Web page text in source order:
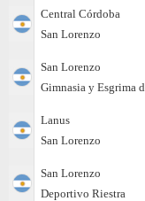
Central Córdoba
San Lorenzo
San Lorenzo
Gimnasia y Esgrima
Lanus
San Lorenzo
San Lorenzo
Deportivo Riestra